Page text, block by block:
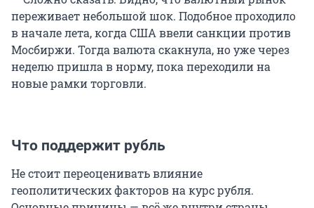
переживает небольшой шок. Подобное проходило
в начале лета, когда США ввели санкции против
Мосбиржи. Тогда валюта скакнула, но уже через
неделю пришла в норму, пока переходили на
новые рамки торговли.
Что поддержит рубль
Не стоит переоценивать влияние
геополитических факторов на курс рубля.